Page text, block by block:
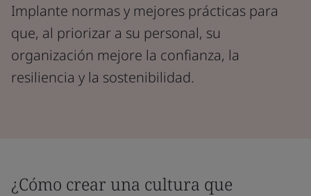
Implante normas y mejores prácticas para
que, al priorizar a su personal, su
organización mejore la confianza, la
resiliencia y la sostenibilidad.
¿Cómo crear una cultura que